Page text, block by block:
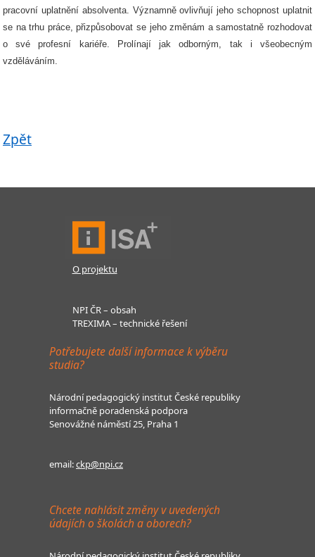
pracovní uplatnění absolventa. Významně ovlivňují jeho schopnost uplatnit
se na trhu práce, přizpůsobovat se jeho změnám a samostatně rozhodovat
o své profesní kariéře. Prolínají jak odborným, tak i všeobecným
vzděláváním.
Zpět
O projektu
NPI ČR – obsah
TREXIMA – technické řešení
Potřebujete další informace k výběru
studia?
Národní pedagogický institut České republiky
informačně poradenská podpora
Senovážné náměstí 25, Praha 1
email:ckp@npi.cz
Chcete nahlásit změny v uvedených
údajích o školách a oborech?